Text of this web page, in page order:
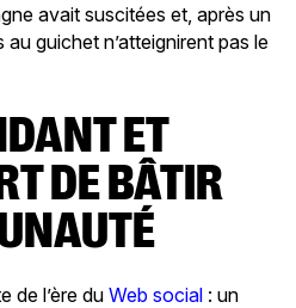
avait suscitées et, après un
guichet n’atteignirent pas le
DE BÂTIR
de l’ère du Web social : un